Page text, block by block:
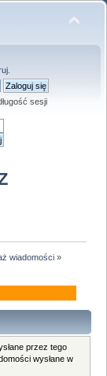
.
sesji
wiadomości»
przez tego
wysłane w